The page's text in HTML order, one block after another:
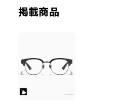
掲載商品